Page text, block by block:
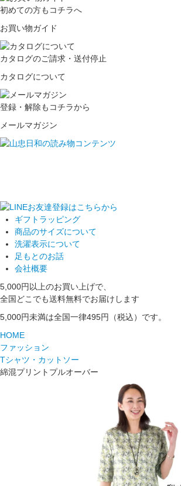
初めての方もコチラへ
お買い物ガイド
カタログのご請求・送付停止
カタログについて
登録・解除もコチラから
メールマガジン
ギフトラッピング
商品のサイズについて
洗濯表示について
足もとのお話
会社概要
5,000円以上のお買い上げで、
全国どこでも送料無料でお届けします
5,000円未満は全国一律495円（税込）です。
HOME
ファッション
Tシャツ・カットソー
綿混プリントプルオーバー